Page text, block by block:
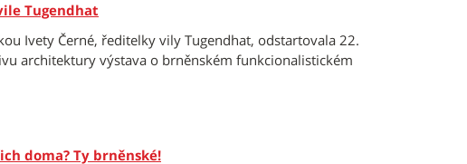
Tugendhat
Ivety Černé, ředitelky vily Tugendhat, odstartovala 22.
architektury výstava o brněnském funkcionalistickém
doma? Ty brněnské!